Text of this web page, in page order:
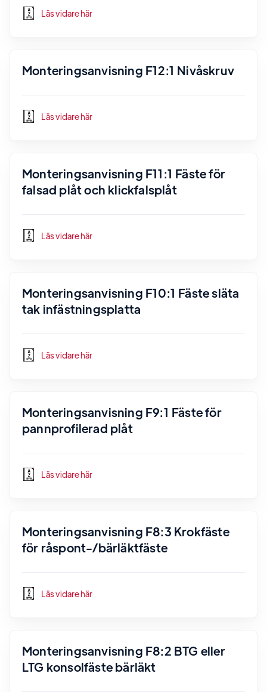
Läs vidare här
Monteringsanvisning F12:1 Nivåskruv
Läs vidare här
Monteringsanvisning F11:1 Fäste för
falsad plåt och klickfalsplåt
Läs vidare här
Monteringsanvisning F10:1 Fäste släta
tak infästningsplatta
Läs vidare här
Monteringsanvisning F9:1 Fäste för
pannprofilerad plåt
Läs vidare här
Monteringsanvisning F8:3 Krokfäste
för råspont-/bärläktfäste
Läs vidare här
Monteringsanvisning F8:2 BTG eller
LTG konsolfäste bärläkt